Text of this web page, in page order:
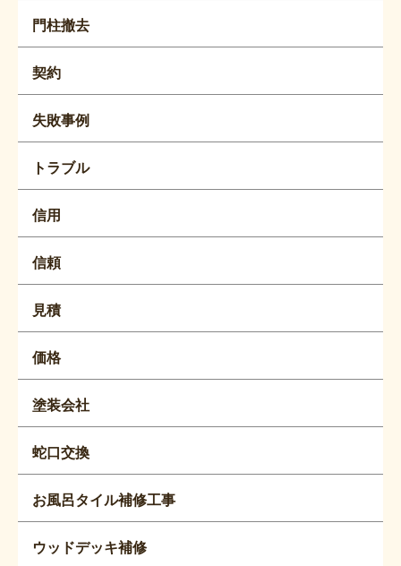
門柱撤去
契約
失敗事例
トラブル
信用
信頼
見積
価格
塗装会社
蛇口交換
お風呂タイル補修工事
ウッドデッキ補修